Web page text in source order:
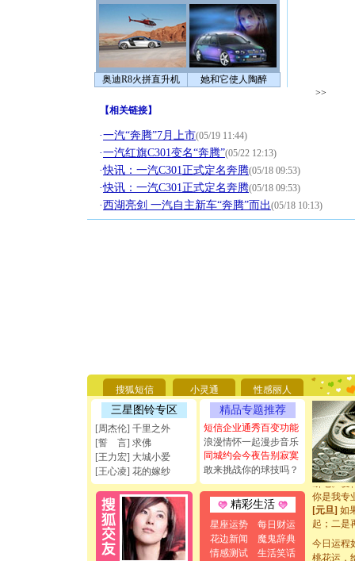
奥迪R8火拼直升机 她和它使人陶醉
>>
【相关链接】
·一汽“奔腾”7月上市(05/19 11:44)
·一汽红旗C301变名“奔腾”(05/22 12:13)
·快讯：一汽C301正式定名奔腾(05/18 09:53)
·快讯：一汽C301正式定名奔腾(05/18 09:53)
·西湖亮剑 一汽自主新车“奔腾”而出(05/18 10:13)
搜狐短信 小灵通 性感丽人
三星图铃专区
[周杰伦] 千里之外
[誓 言] 求佛
[王力宏] 大城小爱
[王心凌] 花的嫁纱
精品专题推荐
短信企业通秀百变功能
浪漫情怀一起漫步音乐
同城约会今夜告别寂寞
敢来挑战你的球技吗？
精彩生活
星座运势
每日财运
花边新闻
魔鬼辞典
情感测试
生活笑话
要平安！
[圣诞节]
能正大光
天都要快
[圣诞节]
如意,快
[元旦]看
断电。爱
你是我专
[元旦] 如
起；二是
[元旦]当
今日运程
桃花运，